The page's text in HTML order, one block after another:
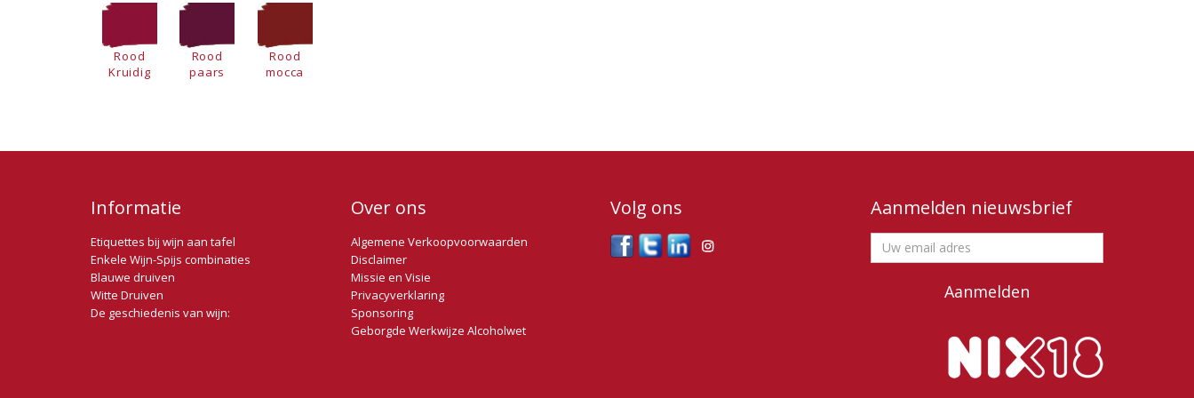
Rood
Kruidig
Rood
paars
Rood
mocca
Informatie
Etiquettes bij wijn aan tafel
Enkele Wijn-Spijs combinaties
Blauwe druiven
Witte Druiven
De geschiedenis van wijn:
Over ons
Algemene Verkoopvoorwaarden
Disclaimer
Missie en Visie
Privacyverklaring
Sponsoring
Geborgde Werkwijze Alcoholwet
Volg ons Aanmelden nieuwsbrief